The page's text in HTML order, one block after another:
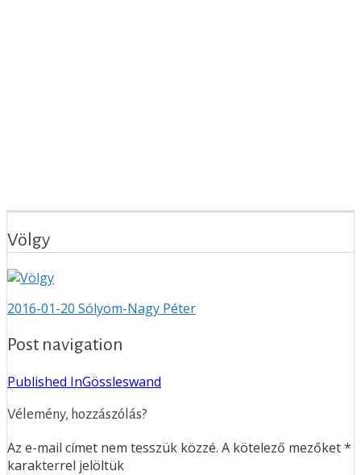
Völgy
2016-01-20 Sólyom-Nagy Péter
Post navigation
Published InGössleswand
Vélemény, hozzászólás?
Az e-mail címet nem tesszük közzé. A kötelező mezőket*
karakterrel jelöltük